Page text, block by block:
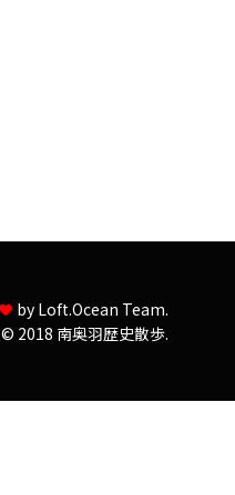
by Loft.Ocean Team.
© 2018 南奥羽歴史散歩.